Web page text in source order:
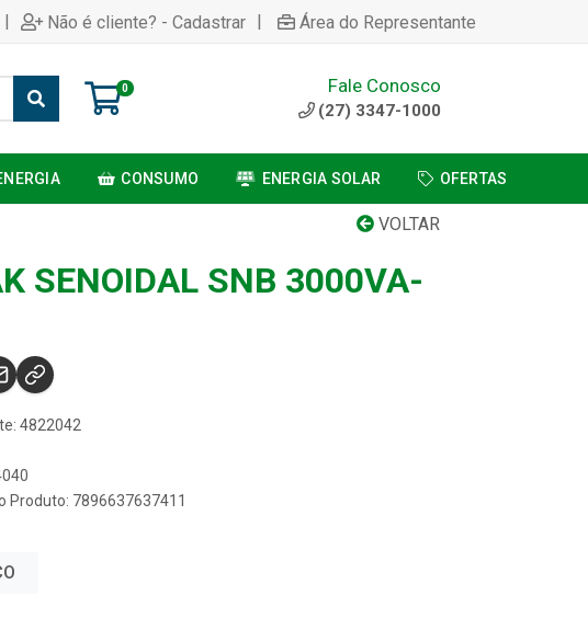
| Não é cliente? - Cadastrar | Área do Representante
0 Fale Conosco
(27) 3347-1000
CONSUMO ENERGIA SOLAR OFERTAS
VOLTAR
SENOIDAL SNB 3000VA-
4822042
Produto: 7896637637411